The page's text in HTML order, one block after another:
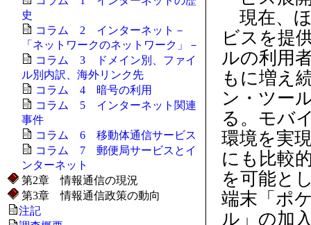
史
コラム 2 インターネット－
「ネットワークのネットワーク」－
コラム 3 ドメイン別、ファイ
ル別内訳、海外リンク先
コラム 4 暗号の利用
コラム 5 インターネット関連
事件
コラム 6 移動体通信サービス
コラム 7 郵便局サービスとイ
ンターネット
第2章 情報通信の現況
第3章 情報通信政策の動向
注記
現在、
ビスを提
ルの利用
もに増え
ン・ツー
る。モバ
環境を実
にも比較
を可能と
端末「ポ
ル」の加